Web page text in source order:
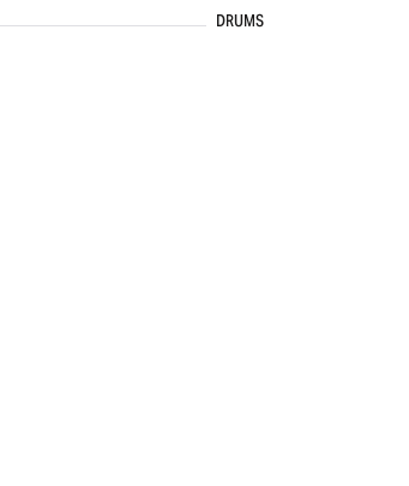
DRUMS